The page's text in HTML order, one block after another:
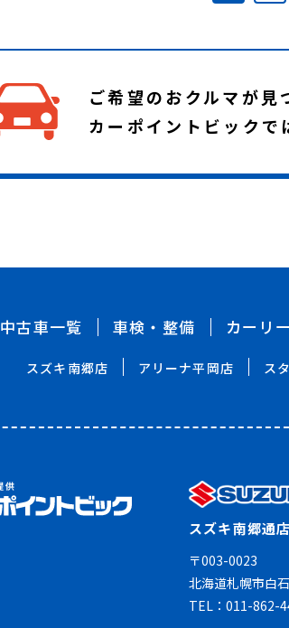
ご希望のおクルマが見
カーポイントビックで
中古車一覧 車検・整備 カーリ
スズキ南郷店 アリーナ平岡店 ス
スズキ南郷通店
〒003-0023
北海道札幌市白
TEL：011-862-